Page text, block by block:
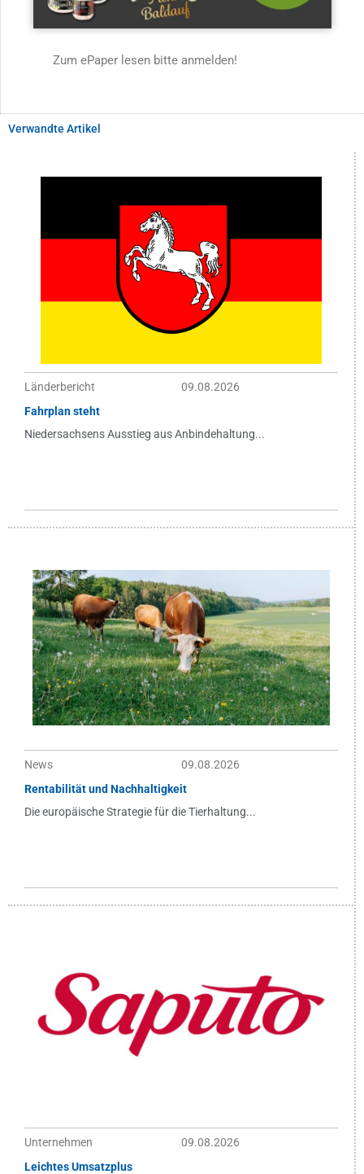
Zum ePaper lesen bitte anmelden!
Verwandte Artikel
Länderbericht
09.08.2026
Fahrplan steht
Niedersachsens Ausstieg aus Anbindehaltung...
News
09.08.2026
Rentabilität und Nachhaltigkeit
Die europäische Strategie für die Tierhaltung...
Unternehmen
09.08.2026
Leichtes Umsatzplus